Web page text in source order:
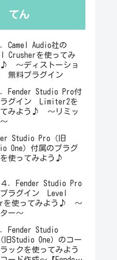
てん
Camel Audio社の
Crusherを使ってみ
♪ ～ディストーショ
無料プラグイン
．Fender Studio Pro付
ラグイン Limiter2を
てみよう♪ ～リミッ
Studio Pro（旧
One）付属のプラグ
使ってみよう♪
４．Fender Studio Pro
ラグイン Level
を使ってみよう♪ ～
ー～
Fender Studio
旧Studio One）のコー
ラックを使ってみよう